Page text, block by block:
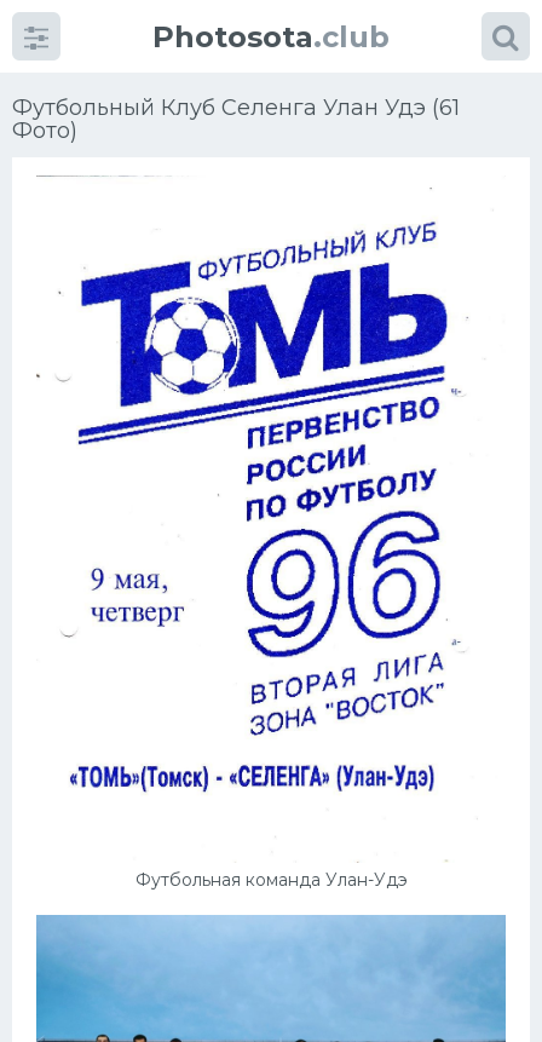
Photosota.club
Футбольный Клуб Селенга Улан Удэ (61
Фото)
Футбольная команда Улан-Удэ
КатегорииФото
Еще картинки...
Конькобежный спорт
Тренажеры